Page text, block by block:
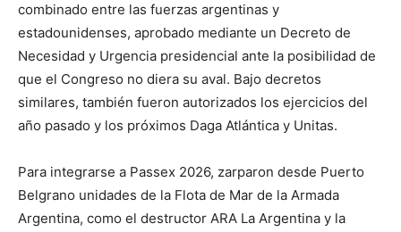
combinado entre las fuerzas argentinas y
estadounidenses, aprobado mediante un Decreto de
Necesidad y Urgencia presidencial ante la posibilidad de
que el Congreso no diera su aval. Bajo decretos
similares, también fueron autorizados los ejercicios del
año pasado y los próximos Daga Atlántica y Unitas.
Para integrarse a Passex 2026, zarparon desde Puerto
Belgrano unidades de la Flota de Mar de la Armada
Argentina, como el destructor ARA La Argentina y la